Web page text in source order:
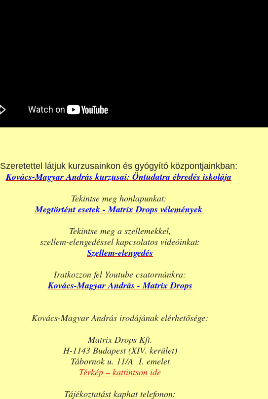
Szeretettel látjuk kurzusainkon és gyógyító központjainkban:
Kovács-Magyar András kurzusai: Öntudatra ébredés iskolája
Tekintse meg honlapunkat:
Megtörtént esetek -Matrix Drops vélemények
Tekintse meg a szellemekkel,
szellem-elengedéssel kapcsolatos videóinkat:
Szellem-elengedés
Iratkozzon fel Youtube csatornánkra:
Kovács-Magyar András - Matrix Drops
Kovács-Magyar András irodájának elérhetősége:
Matrix Drops Kft.
H-1143 Budapest (XIV. kerület)
Tábornok u. 11/A I. emelet
Térkép – kattintson ide
Tájékoztatást kaphat telefonon: